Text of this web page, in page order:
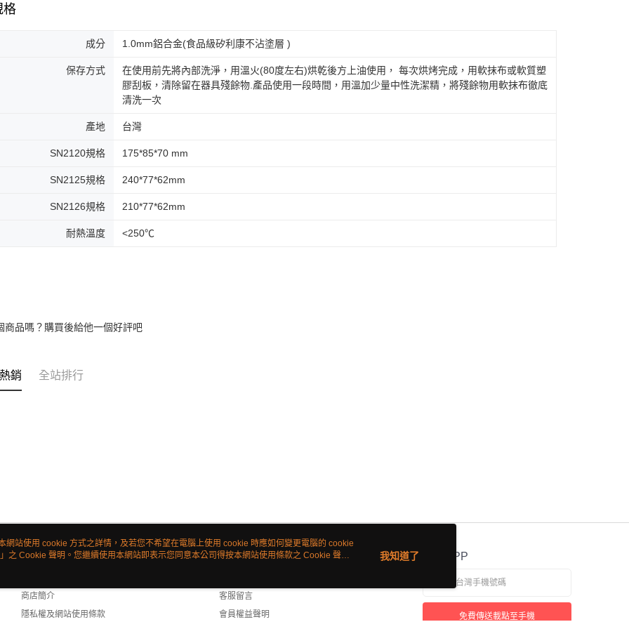
格
成分 1.0mm鋁合金(食品級矽利康不沾塗層 )
保存方式
在使用前先將內部洗淨，用溫火(80度左右)烘乾後方上油使用， 每次烘烤完成，用軟抹布或軟質塑
膠刮板，清除留在器具殘餘物.產品使用一段時間，用溫加少量中性洗潔精，將殘餘物用軟抹布徹底
清洗一次
產地 台灣
SN2120規格 175*85*70 mm
SN2125規格 240*77*62mm
SN2126規格 210*77*62mm
耐熱溫度 <250℃
商品嗎？購買後給他一個好評吧
銷 全站排行
關於我們
商店簡介
隱私權及網站使用條款
客服資訊
客服留言
會員權益聲明
官方APP
免費傳送載點至手機
網站使用 cookie 方式之詳情，及若您不希望在電腦上使用 cookie 時應如何變更電腦的 cookie
」之 Cookie 聲明。您繼續使用本網站即表示您同意本公司得按本網站使用條款之 Cookie 聲明
我知道了